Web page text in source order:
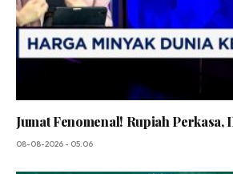
Jumat Fenomenal! Rupiah Perkasa,
08-08-2026 - 05.06